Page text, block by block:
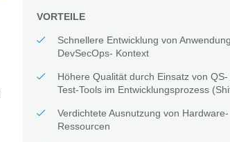
VORTEILE
Schnellere Entwicklung von
DevSecOps- Kontext
Höhere Qualität durch Einsatz von QS-
Test-Tools im Entwicklungsprozess
Verdichtete Ausnutzung von Hardware-
Ressourcen